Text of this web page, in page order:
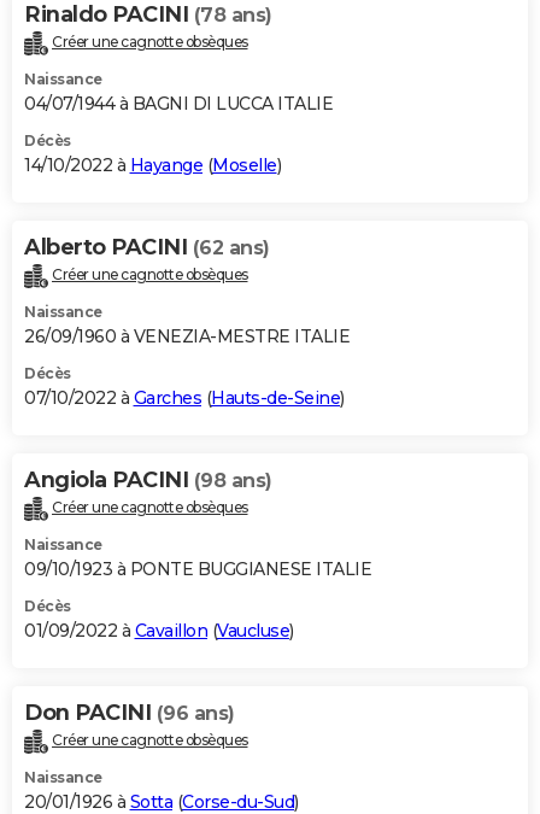
Rinaldo PACINI (78 ans)
Créer une cagnotte obsèques
Naissance
04/07/1944 à BAGNI DI LUCCA ITALIE
Décès
14/10/2022 à Hayange (Moselle)
Alberto PACINI (62 ans)
Créer une cagnotte obsèques
Naissance
26/09/1960 à VENEZIA-MESTRE ITALIE
Décès
07/10/2022 à Garches (Hauts-de-Seine)
Angiola PACINI (98 ans)
Créer une cagnotte obsèques
Naissance
09/10/1923 à PONTE BUGGIANESE ITALIE
Décès
01/09/2022 à Cavaillon (Vaucluse)
Don PACINI (96 ans)
Créer une cagnotte obsèques
Naissance
20/01/1926 à Sotta (Corse-du-Sud)